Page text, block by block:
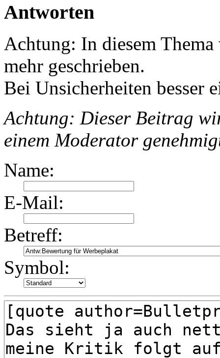
Antworten
Achtung: In diesem
mehr geschrieben.
Bei Unsicherheiten besser
Achtung: Dieser Beitrag
einem Moderator
Name:
E-Mail:
Betreff:
Symbol: